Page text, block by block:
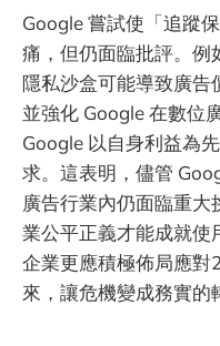
Google 嘗試使「追蹤
痛，但仍面臨批評。例
隱私沙盒可能導致廣告
並強化 Google 在數位
Google 以自身利益為
求。這表明，儘管
廣告行業內仍面臨重
業公平正義才能成就使
企業更應積極佈局應
來，讓危機變成務實的